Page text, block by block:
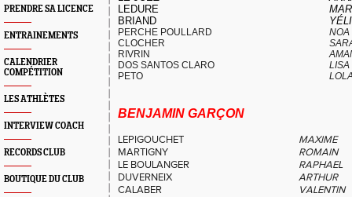
PRENDRE SA LICENCE
ENTRAINEMENTS
CALENDRIER
COMPÉTITION
LES ATHLÈTES
INTERVIEW COACH
RECORDS CLUB
BOUTIQUE DU CLUB
LEDURE
BRIAND
PERCHE POULLARD
NOA
CLOCHER
RIVRIN
DOS SANTOS CLARO
LISA
PETO
BENJAMIN GARÇON
LEPIGOUCHET
MAXIME
MARTIGNY
ROMAIN
LE BOULANGER
RAPHAEL
DUVERNEIX
ARTHUR
CALABER
VALENTIN